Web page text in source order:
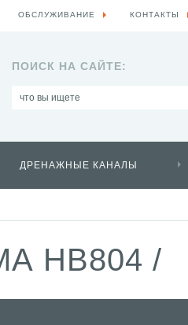
ПОИСК НА САЙТЕ:
ДРЕНАЖНЫЕ КАНАЛЫ
HB804 /
ОБСЛУЖИВАНИЕ КОНТАКТЫ